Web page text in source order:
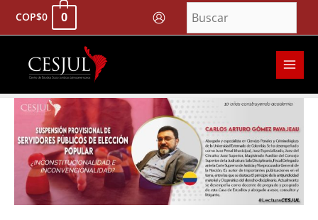
COP$0 0
Navegación
entradas